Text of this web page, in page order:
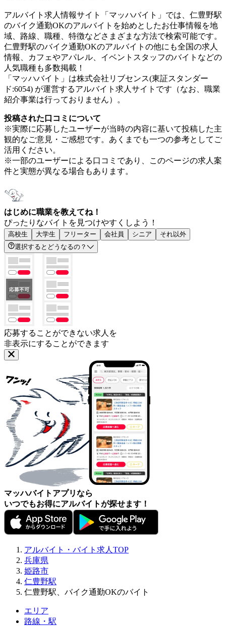
アルバイト求人情報サイト「マッハバイト」では、仁豊野駅
のバイク通勤OKのアルバイトを始めとしたお仕事情報を地
域、路線、職種、特徴などさまざまな方法で検索可能です。
仁豊野駅のバイク通勤OKのアルバイトの他にも全国の求人
情報、カフェやアパレル、イベントスタッフのバイトなどの
人気職種も多数掲載！
「マッハバイト」は株式会社リブセンス(東証スタンダー
ド:6054) が運営するアルバイト求人サイトです（なお、職業
紹介事業は行っておりません）。
投稿された口コミについて
※実際に応募したユーザーが当時の内容に基いて投稿した主
観的なご意見・ご感想です。あくまでも一つの参考としてご
活用ください。
※一部のユーザーによる口コミであり、このページの求人案
件と実態が異なる場合もあります。
はじめに職業を教えてね！
ぴったりなバイトを見つけやすくしよう！
高校生 大学生 フリーター 会社員 シニア
それ以外
選択するとどうなるの？
応募することができない求人を
非表示にすることができます
マッハバイトアプリなら
いつでもお得にアルバイトが探せます！
アルバイト・バイト求人TOP
兵庫県
姫路市
仁豊野駅
仁豊野駅、バイク通勤OKのバイト
エリア
路線・駅